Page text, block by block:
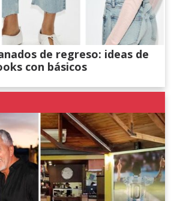
de regreso: ideas de
con básicos